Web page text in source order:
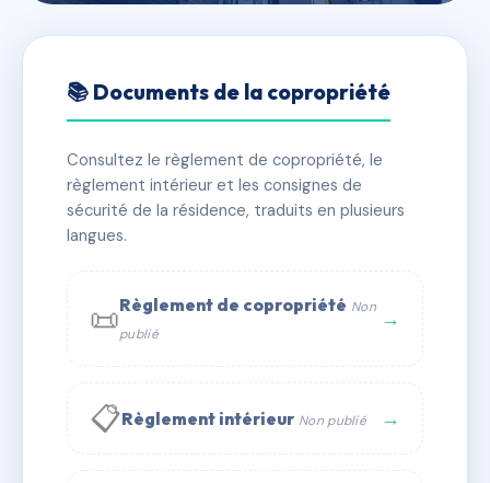
RESIDENCE DU PORT 2
✓ Immatriculée 🏠 34 lots 🏗 1 bâtiment(s)
📞 Contacter Syndic Digital
📚 Documents de la copropriété
Consultez le règlement de copropriété, le
règlement intérieur et les consignes de
sécurité de la résidence, traduits en plusieurs
langues.
📜Règlement de copropriété Non
publié
→
📋Règlement intérieur Non publié →